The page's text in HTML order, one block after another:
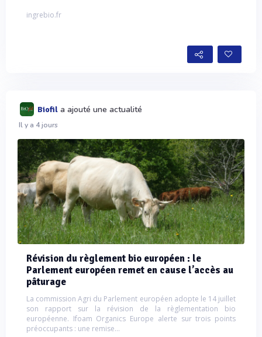
ingrebio.fr
Biofil a ajouté une actualité
Il y a 4 jours
Révision du règlement bio européen : le
Parlement européen remet en cause l’accès au
pâturage
La commission Agri du Parlement européen adopte le 14 juillet
son rapport sur la révision de la règlementation bio
européenne. Ifoam Organics Europe alerte sur trois points
préoccupants : une remise...